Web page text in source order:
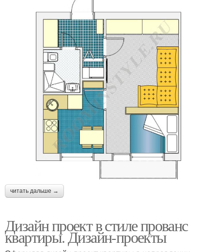
читать дальше →
Дизайн проект в стиле прованс
квартиры. Дизайн-проекты